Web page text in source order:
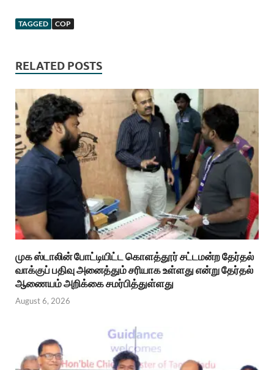
TAGGED COP
RELATED POSTS
முக ஸ்டாலின் போட்டியிட்ட கொளத்தூர் சட்டமன்ற தேர்தல்
வாக்குப் பதிவு அனைத்தும் சரியாக உள்ளது என்று தேர்தல்
ஆணையம் அறிக்கை சமர்பித்துள்ளது
August 6, 2026